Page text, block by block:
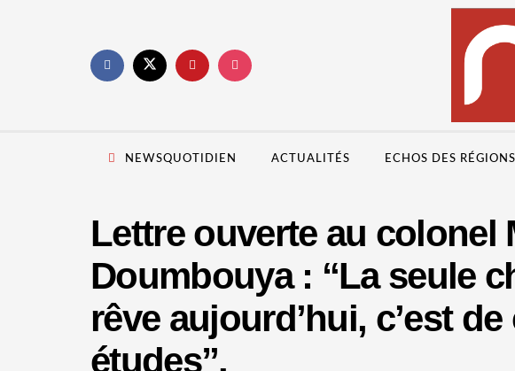
NEWSQUOTIDIEN ACTUALITÉS ECHOS DES RÉGIONS
Lettre ouverte au colonel
Doumbouya : “La seule
rêve aujourd’hui, c’est
études”.